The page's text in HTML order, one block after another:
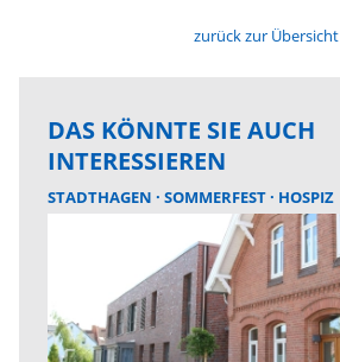
zurück zur Übersicht
DAS KÖNNTE SIE AUCH
INTERESSIEREN
STADTHAGEN SOMMERFEST HOSPIZ